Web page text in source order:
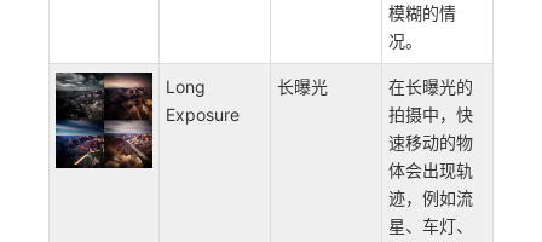
模糊的情
况。
Long
Exposure
长曝光
在长曝光的
拍摄中，快
速移动的物
体会出现轨
迹，例如流
星、车灯、